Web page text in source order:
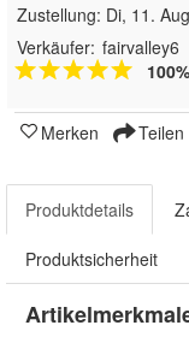
Zustellung: Di, 11.
Verkäufer: fairvalley6
Merken Teilen
Produktdetails
Produktsicherheit